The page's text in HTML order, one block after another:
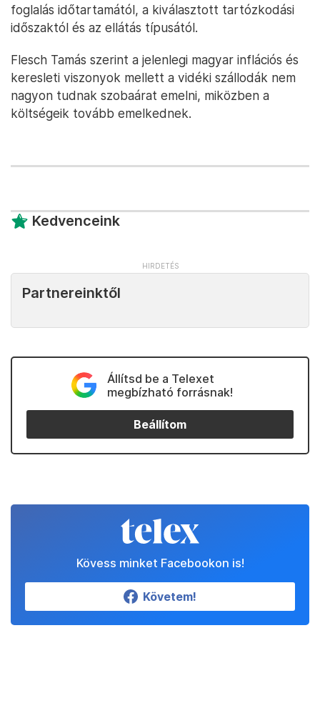
foglalás időtartamától, a kiválasztott tartózkodási
időszaktól és az ellátás típusától.
Flesch Tamás szerint a jelenlegi magyar inflációs és
keresleti viszonyok mellett a vidéki szállodák nem
nagyon tudnak szobaárat emelni, miközben a
költségeik tovább emelkednek.
Kedvenceink
Partnereinktől
Állítsd be a Telexet
megbízható forrásnak!
Beállítom
Kövess minket Facebookon is!
Követem!